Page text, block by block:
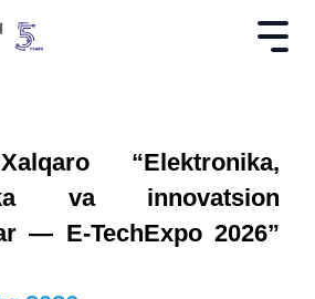
“Elektronika,
va innovatsion
— E-TechExpo 2026”